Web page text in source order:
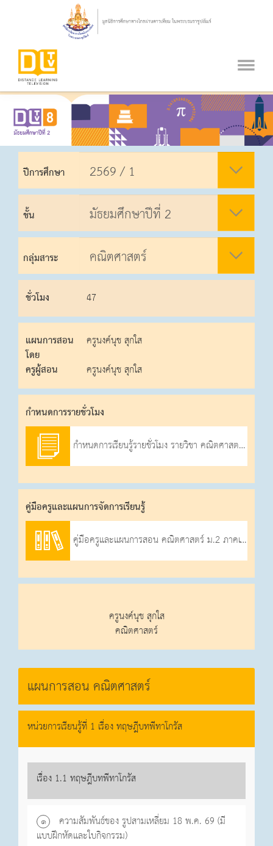
ปีการศึกษา
ชั้น
กลุ่มสาระ
ชั่วโมง 47
แผนการสอน
โดย
ครูนงค์นุช สุกใส
ครูผู้สอน
ครูนงค์นุช สุกใส
กําหนดการรายชั่วโมง
กำหนดการเรียนรู้รายชั่วโมง รายวิชา คณิตศาสตร์ ภาคเรียนที่ 1 ปีการศึกษา 2569
คู่มือครูและแผนการจัดการเรียนรู้
คู่มือครูและแผนการสอน คณิตศาสตร์ ม.2 ภาคเรียนที่ 1-2569
ครูนงค์นุช สุกใส
คณิตศาสตร์
แผนการสอน คณิตศาสตร์
หน่วยการเรียนรู้ที่ 1 เรื่อง ทฤษฎีบทพีทาโกรัส
เรื่อง 1.1 ทฤษฎีบทพีทาโกรัส
๑
ความสัมพันธ์ของ รูปสามเหลี่ยม 18 พ.ค. 69 (มี
แบบฝึกหัดและใบกิจกรรม)